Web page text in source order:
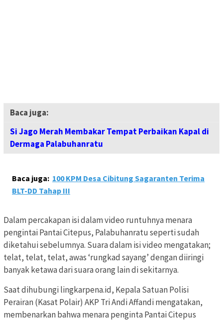
Baca juga:
Si Jago Merah Membakar Tempat Perbaikan Kapal di
Dermaga Palabuhanratu
Baca juga: 100 KPM Desa Cibitung Sagaranten Terima
BLT-DD Tahap III
Dalam percakapan isi dalam video runtuhnya menara
pengintai Pantai Citepus, Palabuhanratu seperti sudah
diketahui sebelumnya. Suara dalam isi video mengatakan;
telat, telat, telat, awas ‘rungkad sayang’ dengan diiringi
banyak ketawa dari suara orang lain di sekitarnya.
Saat dihubungi lingkarpena.id, Kepala Satuan Polisi
Perairan (Kasat Polair) AKP Tri Andi Affandi mengatakan,
membenarkan bahwa menara penginta Pantai Citepus